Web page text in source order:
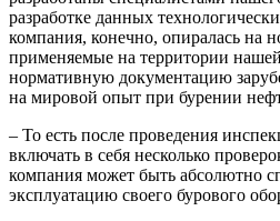
разработке данных
компания, конечно, опиралась на
применяемые на территории
нормативную документацию
на мировой опыт при бурении
– То есть после проведения
включать в себя несколько
компания может быть абсолютно
эксплуатацию своего бурового